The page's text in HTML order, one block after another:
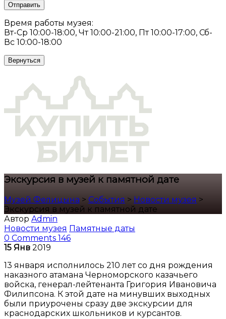
Отправить
Время работы музея:
Вт-Ср 10:00-18:00, Чт 10:00-21:00, Пт 10:00-17:00, Сб-
Вс 10:00-18:00
Вернуться
Экскурсия в музей к памятной дате
Музей Фелицына > События > Новости музея >
Экскурсия в музей к памятной дате
Автор Admin
Новости музея Памятные даты
0 Comments 146
15 Янв 2019
13 января исполнилось 210 лет со дня рождения
наказного атамана Черноморского казачьего
войска, генерал-лейтенанта Григория Ивановича
Филипсона. К этой дате на минувших выходных
были приурочены сразу две экскурсии для
краснодарских школьников и курсантов.